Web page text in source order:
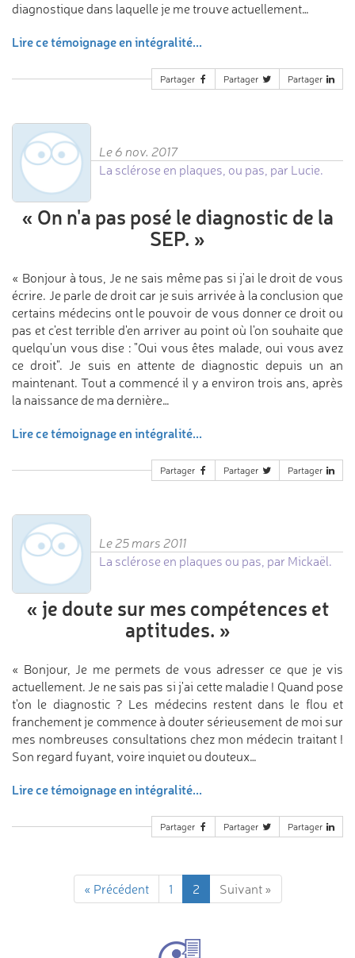
diagnostique dans laquelle je me trouve actuellement…
Lire ce témoignage en intégralité...
Partager Partager Partager
Le 6 nov. 2017
La sclérose en plaques, ou pas, par Lucie.
« On n'a pas posé le diagnostic de la
SEP. »
« Bonjour à tous, Je ne sais même pas si j'ai le droit de vous
écrire. Je parle de droit car je suis arrivée à la conclusion que
certains médecins ont le pouvoir de vous donner ce droit ou
pas et c'est terrible d'en arriver au point où l'on souhaite que
quelqu'un vous dise : "Oui vous êtes malade, oui vous avez
ce droit". Je suis en attente de diagnostic depuis un an
maintenant. Tout a commencé il y a environ trois ans, après
la naissance de ma dernière…
Lire ce témoignage en intégralité...
Partager Partager Partager
Le 25 mars 2011
La sclérose en plaques ou pas, par Mickaël.
« je doute sur mes compétences et
aptitudes. »
« Bonjour, Je me permets de vous adresser ce que je vis
actuellement. Je ne sais pas si j'ai cette maladie ! Quand pose
t'on le diagnostic ? Les médecins restent dans le flou et
franchement je commence à douter sérieusement de moi sur
mes nombreuses consultations chez mon médecin traitant !
Son regard fuyant, voire inquiet ou douteux…
Lire ce témoignage en intégralité...
Partager Partager Partager
« Précédent 1 2 Suivant »